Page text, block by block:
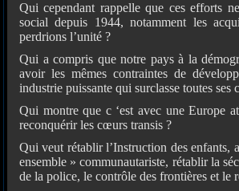
Qui cependant rappelle que ces efforts
social depuis 1944, notamment les
perdrions l’unité ?
Qui a compris que notre pays à la
avoir les mêmes contraintes de
industrie puissante qui surclasse toutes ses
Qui montre que c ‘est avec une Europe
reconquérir les cœurs transis ?
Qui veut rétablir l’Instruction des enfants,
ensemble » communautariste, rétablir la
de la police, le contrôle des frontières et le